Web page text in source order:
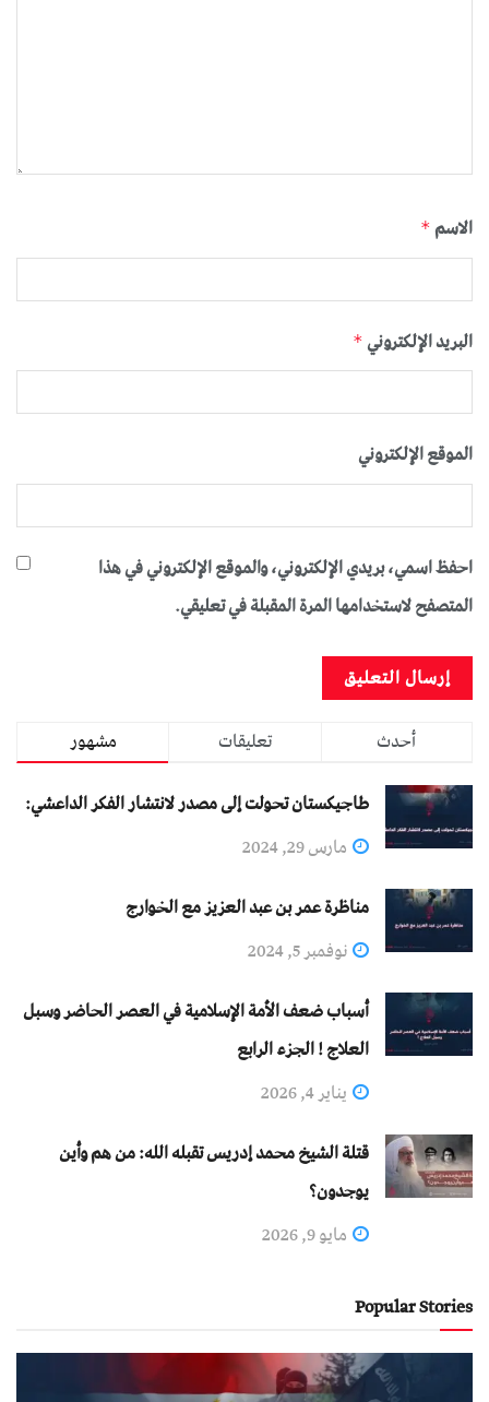
الاسم *
البريد الإلكتروني *
الموقع الإلكتروني
احفظ اسمي، بريدي الإلكتروني، والموقع الإلكتروني في هذا
المتصفح لاستخدامها المرة المقبلة في تعليقي.
مشهور تعليقات
أحدث
طاجيكستان تحولت إلى مصدر لانتشار الفكر الداعشي:
مارس 29, 2024
مناظرة عمر بن عبد العزيز مع الخوارج
نوفمبر 5, 2024
أسباب ضعف الأمة الإسلامية في العصر الحاضر وسبل
العلاج ! الجزء الرابع
يناير 4, 2026
قتلة الشيخ محمد إدريس تقبله الله: من هم وأين
يوجدون؟
مايو 9, 2026
Popular Stories